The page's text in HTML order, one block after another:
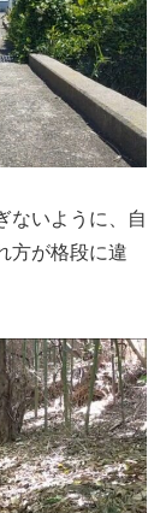
ないように、自
方が格段に違